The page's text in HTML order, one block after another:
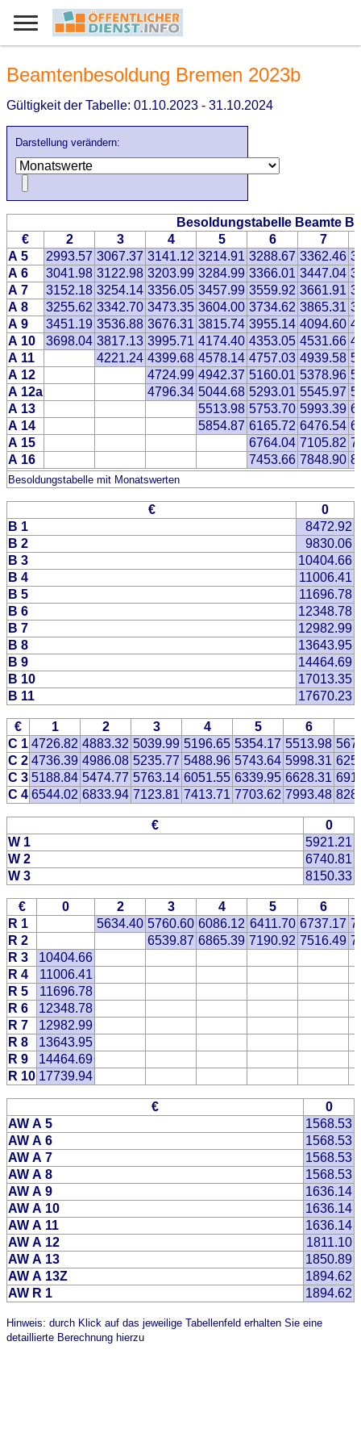
Darstellung verändern:
Beamtenbesoldung Bremen 2023b
Gültigkeit der Tabelle: 01.10.2023 - 31.10.2024
Besoldungstabelle Beamte
€
2 3 4 5 6
7
A 5
2993.57 3067.37 3141.12 3214.91 3288.67 3362.46
A 6
3041.98 3122.98 3203.99 3284.99 3366.01 3447.04
A 7
3152.18 3254.14 3356.05 3457.99 3559.92 3661.91
A 8
3255.62 3342.70 3473.35 3604.00 3734.62 3865.31
A 9
3451.19 3536.88 3676.31 3815.74 3955.14 4094.60
A 10
3698.04 3817.13 3995.71 4174.40 4353.05 4531.66
A 11
4221.24 4399.68 4578.14 4757.03 4939.58
A 12
4724.99 4942.37 5160.01 5378.96
A 12a
4796.34 5044.68 5293.01 5545.97
A 13
5513.98 5753.70 5993.39
A 14
5854.87 6165.72 6476.54
A 15
6764.04 7105.82
A 16
7453.66 7848.90
Besoldungstabelle mit Monatswerten
€
0
B 1
8472.92
B 2
9830.06
B 3
10404.66
B 4
11006.41
B 5
11696.78
B 6
12348.78
B 7
12982.99
B 8
13643.95
B 9
14464.69
B 10
17013.35
B 11
17670.23
€ 1 2 3 4 5 6
C 1 4726.82 4883.32 5039.99 5196.65 5354.17 5513.98
C 2 4736.39 4986.08 5235.77 5488.96 5743.64 5998.31
C 3 5188.84 5474.77 5763.14 6051.55 6339.95 6628.31
C 4 6544.02 6833.94 7123.81 7413.71 7703.62 7993.48
€
0
W 1
5921.21
W 2
6740.81
W 3
8150.33
€ 0 2 3 4 5
6
R 1
5634.40 5760.60 6086.12 6411.70 6737.17
R 2
6539.87 6865.39 7190.92 7516.49
R 3
10404.66
R 4
11006.41
R 5
11696.78
R 6
12348.78
R 7
12982.99
R 8
13643.95
R 9
14464.69
R 10 17739.94
€
0
AW A 5
1568.53
AW A 6
1568.53
AW A 7
1568.53
AW A 8
1568.53
AW A 9
1636.14
AW A 10
1636.14
AW A 11
1636.14
AW A 12
1811.10
AW A 13
1850.89
AW A 13Z
1894.62
AW R 1
1894.62
Hinweis: durch Klick auf das jeweilige Tabellenfeld erhalten Sie eine
detaillierte Berechnung hierzu